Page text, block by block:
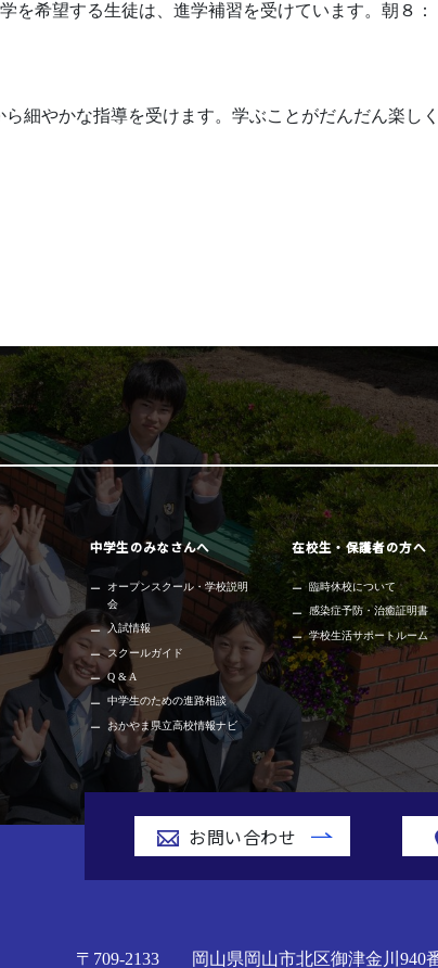
を希望する生徒は、進学補習を受けています。朝８：
細やかな指導を受けます。学ぶことがだんだん楽しく
中学生のみなさんへ
オープンスクール・学校説明
会
入試情報
スクールガイド
Q & A
中学生のための進路相談
おかやま県立高校情報ナビ
在校生・保護者の方へ
臨時休校について
感染症予防・治癒証明書
学校生活サポートルーム
お問い合わせ
〒709-2133 岡山県岡山市北区御津金川940